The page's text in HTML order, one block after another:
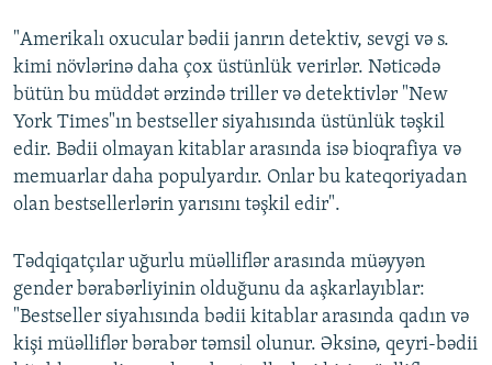
"Amerikalı oxucular bədii janrın detektiv, sevgi və s.
kimi növlərinə daha çox üstünlük verirlər. Nəticədə
bütün bu müddət ərzində triller və detektivlər "New
York Times"ın bestseller siyahısında üstünlük təşkil
edir. Bədii olmayan kitablar arasında isə bioqrafiya və
memuarlar daha populyardır. Onlar bu kateqoriyadan
olan bestsellerlərin yarısını təşkil edir".
Tədqiqatçılar uğurlu müəlliflər arasında müəyyən
gender bərabərliyinin olduğunu da aşkarlayıblar:
"Bestseller siyahısında bədii kitablar arasında qadın və
kişi müəlliflər bərabər təmsil olunur. Əksinə, qeyri-bədii